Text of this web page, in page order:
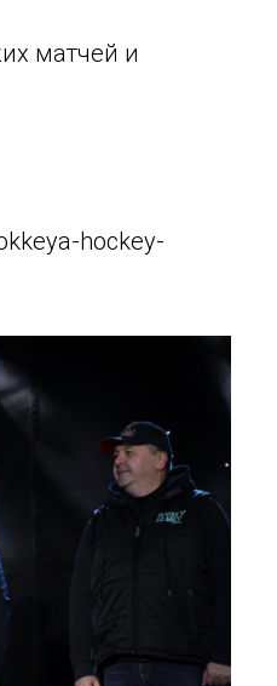
матчей и
hockey-